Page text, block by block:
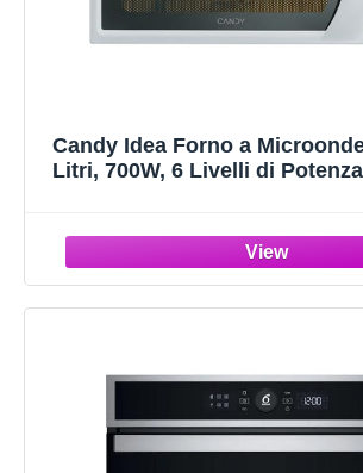
Candy Idea Forno a
Litri, 700W, 6 Livelli di
Bianco - CMG